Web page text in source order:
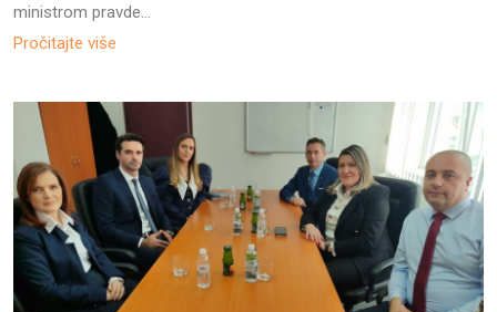
ministrom pravde…
Pročitajte više